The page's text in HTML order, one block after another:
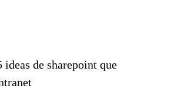
de sharepoint que